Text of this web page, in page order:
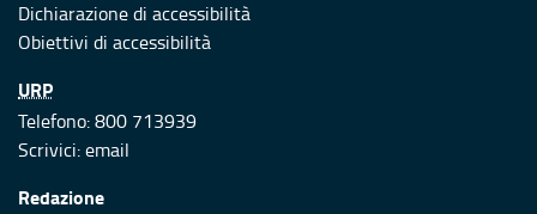
Dichiarazione di accessibilità
Obiettivi di accessibilità
URP
Telefono: 800 713939
Scrivici:email
Redazione